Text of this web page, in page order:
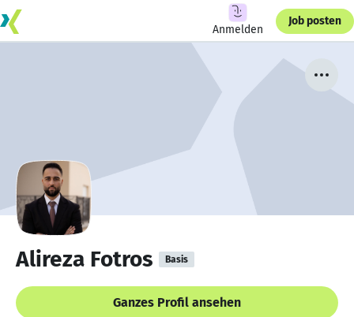
Anmelden
Job posten
Alireza Fotros Basis
Ganzes Profil ansehen